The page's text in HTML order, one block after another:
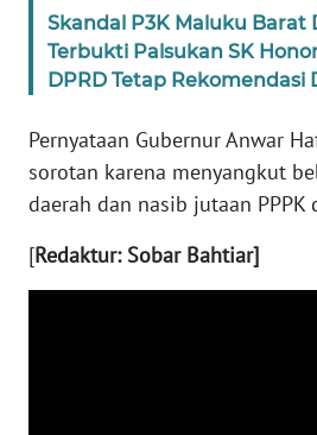
Skandal P3K Maluku Barat
Terbukti Palsukan SK
DPRD Tetap Rekomendasi
Pernyataan Gubernur Anwar
sorotan karena menyangkut
daerah dan nasib jutaan
[Redaktur: Sobar Bahtiar]
WN
JAMBI
NTB